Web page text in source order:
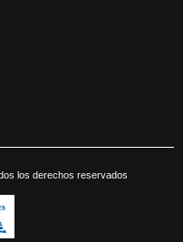
los derechos reservados